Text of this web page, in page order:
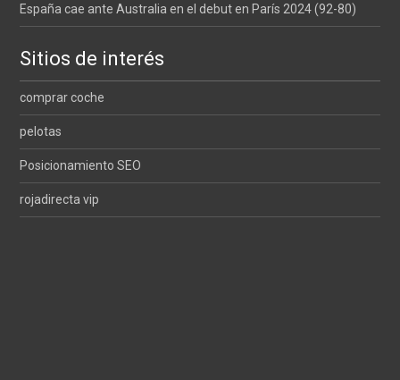
España cae ante Australia en el debut en París 2024 (92-80)
Sitios de interés
comprar coche
pelotas
Posicionamiento SEO
rojadirecta vip